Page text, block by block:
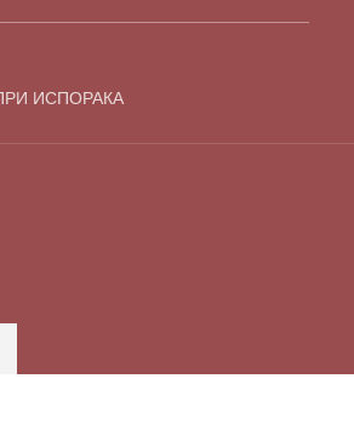
ИСПОРАКА